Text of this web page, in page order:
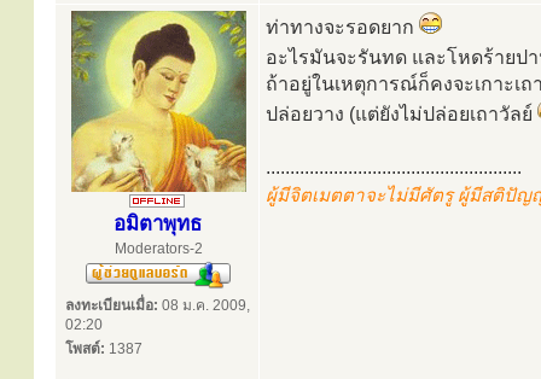
อมิตาพุทธ
Moderators-2
ลงทะเบียนเมื่อ: 08 ม.ค. 2009,
02:20
โพสต์: 1387
ท่าทางจะรอดยาก
อะไรมันจะรันทด และโหดร้ายป
ถ้าอยู่ในเหตุการณ์ก็คงจะเกาะเ
ปล่อยวาง (แต่ยังไม่ปล่อยเถาวัลย์
.....................................................
ผู้มีจิตเมตตาจะไม่มีศัตรู ผู้มีสติปัญ